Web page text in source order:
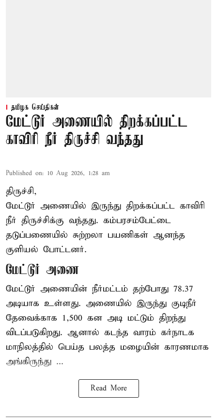
தமிழக செய்திகள்
மேட்டூர் அணையில் திறக்கப்பட்ட
காவிரி நீர் திருச்சி வந்தது
Published on: 10 Aug 2026, 1:28 am
திருச்சி,
மேட்டூர் அணையில் இருந்து திறக்கப்பட்ட காவிரி
நீர் திருச்சிக்கு வந்தது. கம்பரசம்பேட்டை
தடுப்பணையில் சுற்றலா பயணிகள் ஆனந்த
குளியல் போட்டனர்.
மேட்டூர் அணை
மேட்டூர் அணையின் நீர்மட்டம் தற்போது 78.37
அடியாக உள்ளது. அணையில் இருந்து குடிநீர்
தேவைக்காக 1,500 கன அடி மட்டும் திறந்து
விடப்படுகிறது. ஆனால் கடந்த வாரம் கர்நாடக
மாநிலத்தில் பெய்த பலத்த மழையின் காரணமாக
அங்கிருந்து ...
Read More